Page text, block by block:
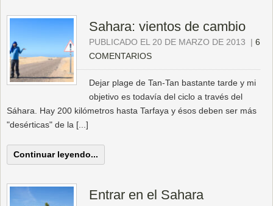
Sahara: vientos de cambio
PUBLICADO EL 20 DE MARZO DE 2013 | 6
COMENTARIOS
Dejar plage de Tan-Tan bastante tarde y mi
objetivo es todavía del ciclo a través del
Sáhara. Hay 200 kilómetros hasta Tarfaya y ésos deben ser más
"desérticas" de la [...]
Continuar leyendo...
Entrar en el Sahara